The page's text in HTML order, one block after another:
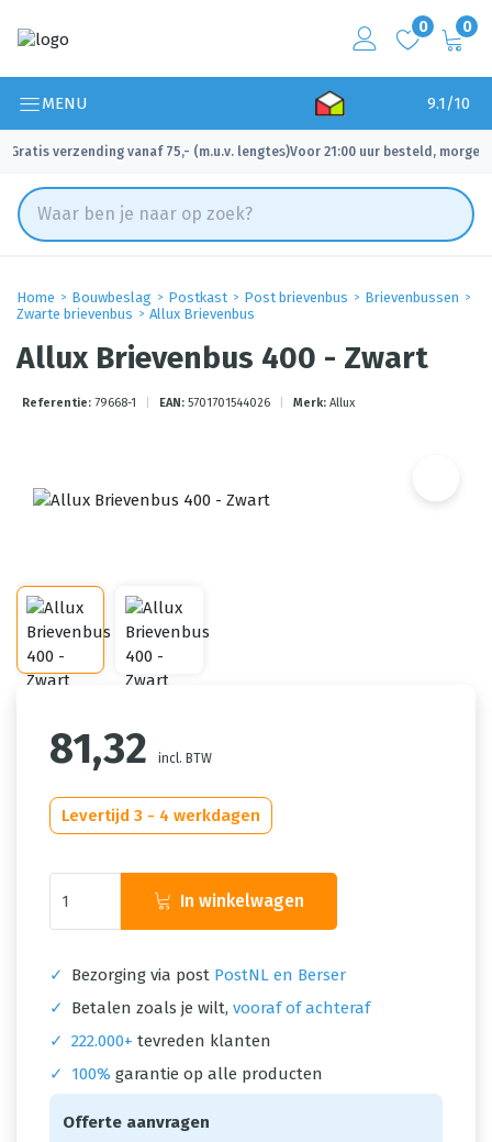
0 0
MENU 9.1/10
Gratis verzending vanaf 75,- (m.u.v. lengtes)
✓ Voor 21:00 uur besteld, morgen
Home Bouwbeslag Postkast Post brievenbus
Brievenbussen
Zwarte brievenbus
Allux Brievenbus
Allux Brievenbus 400 - Zwart
Referentie: 79668-1 EAN: 5701701544026 Merk: Allux
81,32 incl. BTW
Levertijd 3 - 4 werkdagen
In winkelwagen
✓ Bezorging via post PostNL en Berser
✓
Betalen zoals je wilt, vooraf of achteraf
✓ 222.000+ tevreden klanten
✓
100% garantie op alle producten
Offerte aanvragen